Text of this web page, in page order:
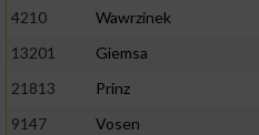
4210
Wawrzinek
13201
Giemsa
21813
Prinz
9147
Vosen